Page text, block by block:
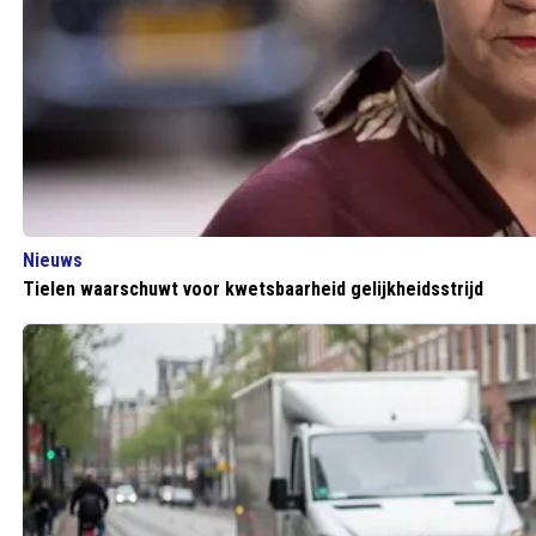
Nieuws
Tielen waarschuwt voor kwetsbaarheid gelijkheidsstrijd